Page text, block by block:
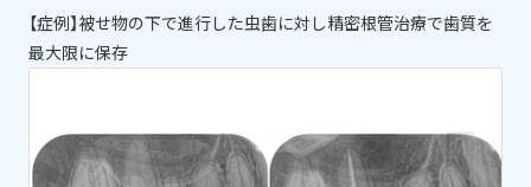
【症例】被せ物の下で進行した虫歯に対し精密根管治療で歯質を
最大限に保存